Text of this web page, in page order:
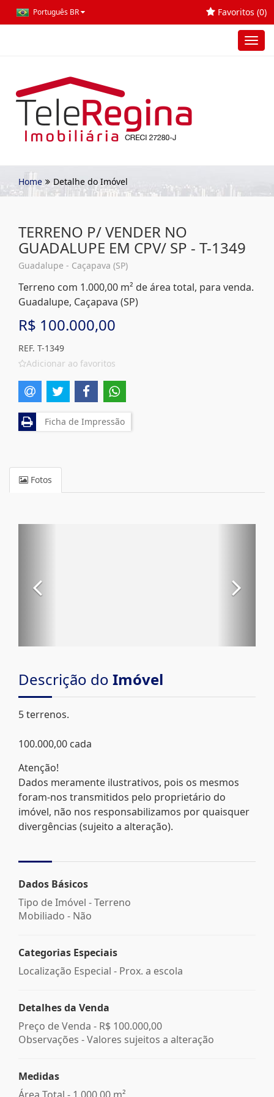
Português BR Favoritos (0)
Home Detalhe do Imóvel
TERRENO P/ VENDER NO
GUADALUPE EM CPV/ SP - T-1349
Guadalupe - Caçapava (SP)
Terreno com 1.000,00 m² de área total, para venda.
Guadalupe, Caçapava (SP)
R$ 100.000,00
REF. T-1349
Adicionar ao favoritos
Ficha de Impressão
Fotos
Descrição do Imóvel
5 terrenos.
100.000,00 cada
Atenção!
Dados meramente ilustrativos, pois os mesmos
foram-nos transmitidos pelo proprietário do
imóvel, não nos responsabilizamos por quaisquer
divergências (sujeito a alteração).
Dados Básicos
Tipo de Imóvel - Terreno
Mobiliado - Não
Categorias Especiais
Localização Especial - Prox. a escola
Detalhes da Venda
Preço de Venda - R$ 100.000,00
Observações - Valores sujeitos a alteração
Medidas